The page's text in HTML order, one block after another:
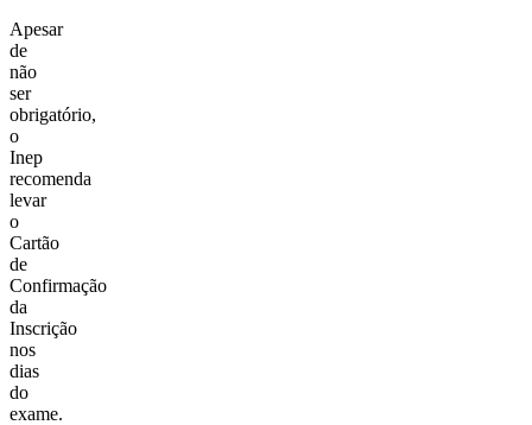
Apesar
de
não
ser
obrigatório,
o
Inep
recomenda
levar
o
Cartão
de
Confirmação
da
Inscrição
nos
dias
do
exame.